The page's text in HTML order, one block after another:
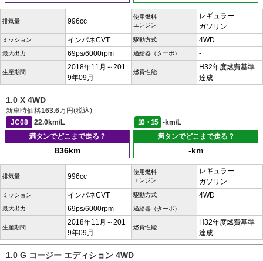
排気量 996cc
使用燃料
エンジン
レギュラー
ガソリン
ミッション インパネCVT 駆動方式 4WD
最大出力 69ps/6000rpm 過給器（ターボ） -
生産期間
2018年11月～201
9年09月
燃費性能
H32年度燃費基準
達成
1.0 X 4WD
新車時価格163.6万円(税込)
JC08
22.0km/L 10・15
-km/L
満タンでどこまで走る？
836km
満タンでどこまで走る？
-km
排気量 996cc
使用燃料
エンジン
レギュラー
ガソリン
ミッション インパネCVT 駆動方式 4WD
最大出力 69ps/6000rpm 過給器（ターボ） -
生産期間
2018年11月～201
9年09月
燃費性能
H32年度燃費基準
達成
1.0 G コージー エディション 4WD